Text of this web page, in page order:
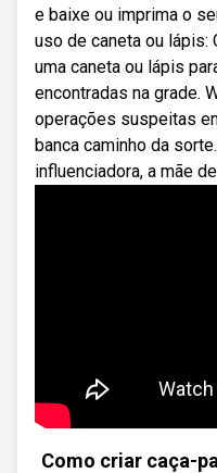
e baixe ou imprima o
uso de caneta ou lápis:
uma caneta ou lápis
encontradas na grade.
operações suspeitas
banca caminho da
influenciadora, a mãe
Como criar caça-